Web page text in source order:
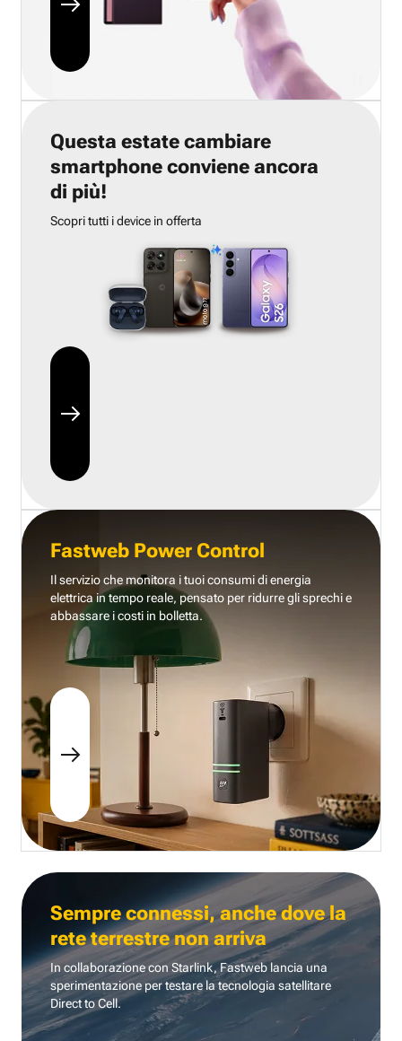
Questa estate cambiare
smartphone conviene ancora
di più!
Scopri tutti i device in offerta
Fastweb Power Control
Il servizio che monitora i tuoi consumi di energia
elettrica in tempo reale, pensato per ridurre gli sprechi e
abbassare i costi in bolletta.
Sempre connessi, anche dove la
rete terrestre non arriva
In collaborazione con Starlink, Fastweb lancia una
sperimentazione per testare la tecnologia satellitare
Direct to Cell.